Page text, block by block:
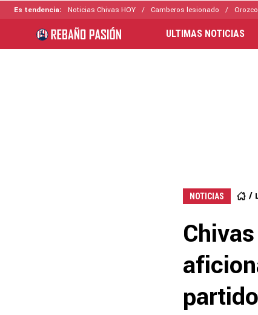
Es tendencia: Noticias Chivas HOY Camberos lesionado
ULTIMAS NOTICIAS
NOTICIAS